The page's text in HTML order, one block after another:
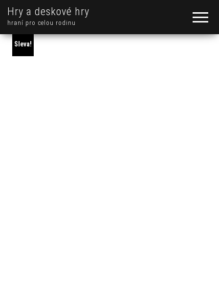
Hry a deskové hry
hraní pro celou rodinu
Sleva!